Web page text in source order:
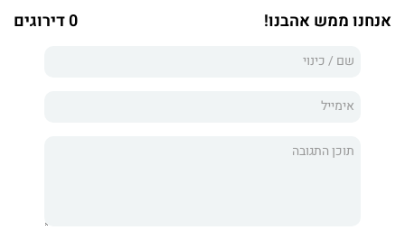
אנחנו ממש אהבנו! 0 דירוגים